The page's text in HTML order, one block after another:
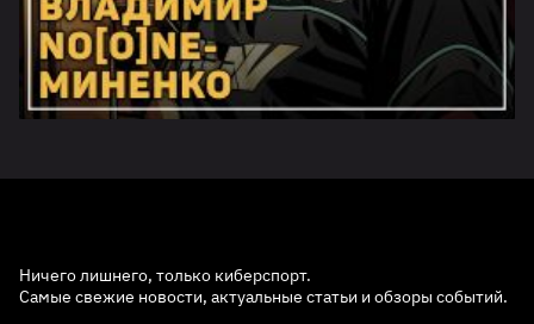
Ничего лишнего, только киберспорт.
Самые свежие новости, актуальные статьи и обзоры событий.